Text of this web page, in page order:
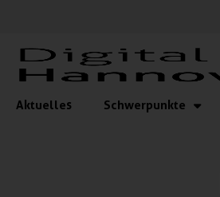
Aktuelles Schwerpunkte